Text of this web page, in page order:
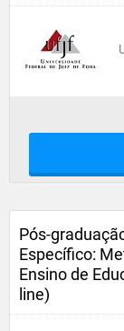
Pós-
Específico:
Ensino de
line)